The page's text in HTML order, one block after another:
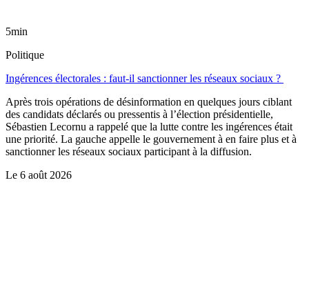
5min
Politique
Ingérences électorales : faut-il sanctionner les réseaux sociaux ?
Après trois opérations de désinformation en quelques jours ciblant
des candidats déclarés ou pressentis à l’élection présidentielle,
Sébastien Lecornu a rappelé que la lutte contre les ingérences était
une priorité. La gauche appelle le gouvernement à en faire plus et à
sanctionner les réseaux sociaux participant à la diffusion.
Le 6 août 2026